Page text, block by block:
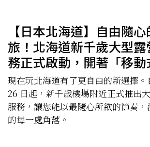
【日本北海道】自由隨
旅！北海道新千歲大型
務正式啟動，開著「移
遊北國
現在玩北海道有了更自由的新選擇。
26 日起，新千歲機場附近正式推出
服務，讓您能以最隨心所欲的節奏
的每一處角落。